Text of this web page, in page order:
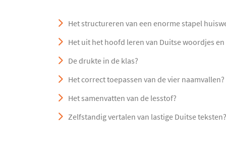
Het structureren van een enorme stapel
Het uit het hoofd leren van Duitse woordjes
De drukte in de klas?
Het correct toepassen van de vier naamvallen?
Het samenvatten van de lesstof?
Zelfstandig vertalen van lastige Duitse teksten?